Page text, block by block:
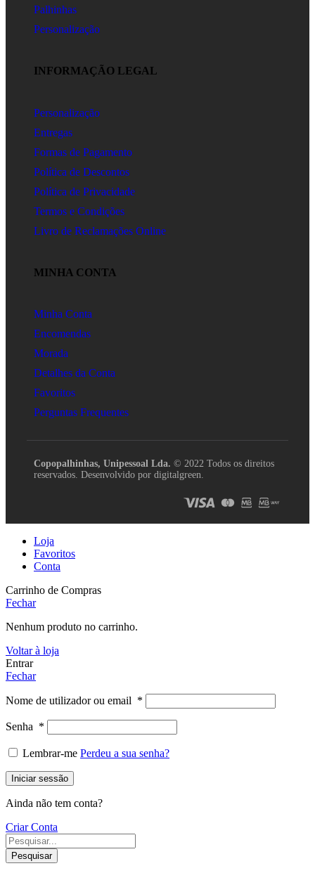
Palhinhas
Personalização
INFORMAÇÃO LEGAL
Personalização
Entregas
Formas de Pagamento
Política de Descontos
Política de Privacidade
Termos e Condições
Livro de Reclamações Online
MINHA CONTA
Minha Conta
Encomendas
Morada
Detalhes da Conta
Favoritos
Perguntas Frequentes
Copopalhinhas, Unipessoal Lda. © 2022 Todos os direitos
reservados. Desenvolvido por digitalgreen.
Loja
Favoritos
Conta
Carrinho de Compras
Fechar
Nenhum produto no carrinho.
Voltar à loja
Entrar
Fechar
Nome de utilizador ou email *
Senha *
Lembrar-me Perdeu a sua senha?
Iniciar sessão
Ainda não tem conta?
Criar Conta
Pesquisar